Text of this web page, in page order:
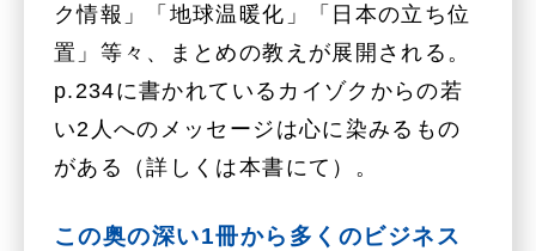
ク情報」「地球温暖化」「日本の立ち位
置」等々、まとめの教えが展開される。
p.234に書かれているカイゾクからの若
い2人へのメッセージは心に染みるもの
がある（詳しくは本書にて）。
この奥の深い1冊から多くのビジネス